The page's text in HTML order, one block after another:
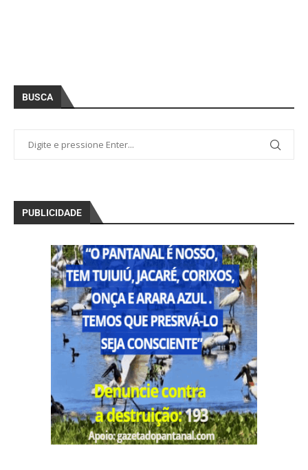
BUSCA
PUBLICIDADE